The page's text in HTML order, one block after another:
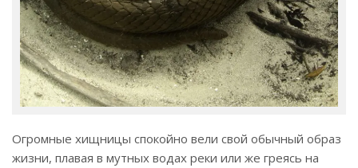
Огромные хищницы спокойно вели свой обычный образ
жизни, плавая в мутных водах реки или же греясь на